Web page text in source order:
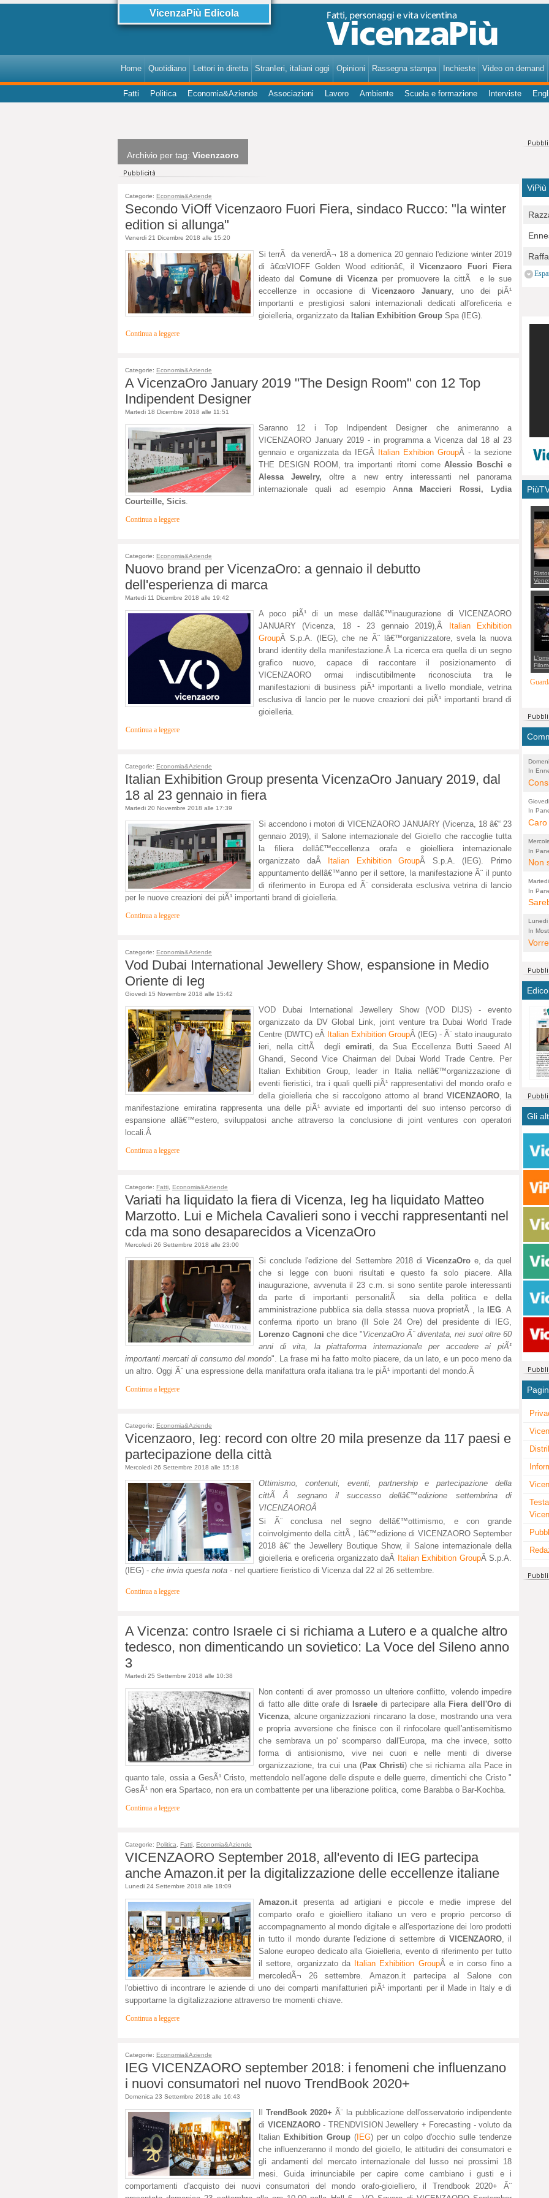
VicenzaPiù Edicola
Home Quotidiano Lettori in diretta StranIeri, italiani oggi Opinioni Rassegna stampa Inchieste Video on demand
Fatti Politica Economia&Aziende Associazioni Lavoro Ambiente Scuola e formazione Interviste
Archivio per tag: Vicenzaoro
Categorie: Economia&Aziende
Secondo ViOff Vicenzaoro Fuori Fiera, sindaco Rucco: "la winter
edition si allunga"
Venerdi 21 Dicembre 2018 alle 15:20
Si terrÃ da venerdÃ¬ 18 a domenica 20 gennaio l'edizione winter 2019
di â€œVIOFF Golden Wood editionâ€, il Vicenzaoro Fuori Fiera
ideato dal Comune di Vicenza per promuovere la cittÃ e le sue
eccellenze in occasione di Vicenzaoro January, uno dei piÃ¹
importanti e prestigiosi saloni internazionali dedicati all'oreficeria e
gioielleria, organizzato da Italian Exhibition Group Spa (IEG).
Continua a leggere
Categorie: Economia&Aziende
A VicenzaOro January 2019 "The Design Room" con 12 Top
Indipendent Designer
Martedi 18 Dicembre 2018 alle 11:51
Saranno 12 i Top Indipendent Designer che animeranno a
VICENZAORO January 2019 - in programma a Vicenza dal 18 al 23
gennaio e organizzata da IEGÂ
Italian Exhibion GroupÂ - la sezione
THE DESIGN ROOM, tra importanti ritorni comeAlessio Boschi e
Alessa Jewelry, oltre a new entry interessanti nel panorama
internazionale quali ad esempio Anna Maccieri Rossi, Lydia
Courteille, Sicis.
Continua a leggere
Categorie: Economia&Aziende
Nuovo brand per VicenzaOro: a gennaio il debutto
dell'esperienza di marca
Martedi 11 Dicembre 2018 alle 19:42
A poco piÃ¹ di un mese dallâ€™inaugurazione di VICENZAORO
JANUARY (Vicenza, 18 - 23 gennaio 2019),Â
Italian Exhibition
GroupÂ S.p.A. (IEG), che ne Ã¨ lâ€™organizzatore, svela la nuova
brand identity della manifestazione.Â La ricerca era quella di un segno
grafico nuovo, capace di raccontare il posizionamento di
VICENZAORO ormai indiscutibilmente riconosciuta tra le
manifestazioni di business piÃ¹ importanti a livello mondiale, vetrina
esclusiva di lancio per le nuove creazioni dei piÃ¹ importanti brand di
gioielleria.
Continua a leggere
Categorie: Economia&Aziende
Italian Exhibition Group presenta VicenzaOro January 2019, dal
18 al 23 gennaio in fiera
Martedi 20 Novembre 2018 alle 17:39
Si accendono i motori di VICENZAORO JANUARY (Vicenza, 18 â€“ 23
gennaio 2019), il Salone internazionale del Gioiello che raccoglie tutta
la filiera dellâ€™eccellenza orafa e gioielliera internazionale
organizzato daÂ
Italian Exhibition GroupÂ S.p.A. (IEG). Primo
appuntamento dellâ€™anno per il settore, la manifestazione Ã¨ il punto
di riferimento in Europa ed Ã¨ considerata esclusiva vetrina di lancio
per le nuove creazioni dei piÃ¹ importanti brand di gioielleria.
Continua a leggere
Categorie: Economia&Aziende
Vod Dubai International Jewellery Show, espansione in Medio
Oriente di Ieg
Giovedi 15 Novembre 2018 alle 15:42
VOD Dubai International Jewellery Show (VOD DIJS) - evento
organizzato da DV Global Link, joint venture tra Dubai World Trade
Centre (DWTC) eÂ Italian Exhibition GroupÂ (IEG) - Ã¨ stato inaugurato
ieri, nella cittÃ degli emirati, da Sua Eccellenza Butti Saeed Al
Ghandi, Second Vice Chairman del Dubai World Trade Centre. Per
Italian Exhibition Group, leader in Italia nellâ€™organizzazione di
eventi fieristici, tra i quali quelli piÃ¹ rappresentativi del mondo orafo e
della gioielleria che si raccolgono attorno al brand VICENZAORO, la
manifestazione emiratina rappresenta una delle piÃ¹ avviate ed importanti del suo intenso percorso di
espansione allâ€™estero, sviluppatosi anche attraverso la conclusione di joint ventures con operatori
locali.Â
Continua a leggere
Categorie: Fatti, Economia&Aziende
Variati ha liquidato la fiera di Vicenza, Ieg ha liquidato Matteo
Marzotto. Lui e Michela Cavalieri sono i vecchi rappresentanti nel
cda ma sono desaparecidos a VicenzaOro
Mercoledi 26 Settembre 2018 alle 23:00
Si conclude l'edizione del Settembre 2018 di VicenzaOro e, da quel
che si legge con buoni risultati e questo fa solo piacere. Alla
inaugurazione, avvenuta il 23 c.m. si sono sentite parole interessanti
da parte di importanti personalitÃ sia della politica e della
amministrazione pubblica sia della stessa nuova proprietÃ , la
IEG. A
conferma riporto un brano (Il Sole 24 Ore) del presidente di IEG,
Lorenzo Cagnoni che dice "VicenzaOro Ã¨ diventata, nei suoi oltre 60
anni di vita, la piattaforma internazionale per accedere ai piÃ¹
importanti mercati di consumo del mondo". La frase mi ha fatto molto piacere, da un lato, e un poco meno da
un altro. Oggi Ã¨ una espressione della manifattura orafa italiana tra le piÃ¹ importanti del mondo.Â
Continua a leggere
Categorie: Economia&Aziende
Vicenzaoro, Ieg: record con oltre 20 mila presenze da 117 paesi e
partecipazione della città
Mercoledi 26 Settembre 2018 alle 15:18
Ottimismo, contenuti, eventi, partnership e partecipazione della
cittÃ Â segnano il successo dellâ€™edizione settembrina di
VICENZAOROÂ
Si Ã¨ conclusa nel segno dellâ€™ottimismo, e con grande
coinvolgimento della cittÃ , lâ€™edizione di VICENZAORO September
2018 â€“ the Jewellery Boutique Show, il Salone internazionale della
gioielleria e oreficeria organizzato daÂ Italian Exhibition GroupÂ S.p.A.
(IEG) - che invia questa nota - nel quartiere fieristico di Vicenza dal 22 al 26 settembre.
Continua a leggere
A Vicenza: contro Israele ci si richiama a Lutero e a qualche altro
tedesco, non dimenticando un sovietico: La Voce del Sileno anno
3
Martedi 25 Settembre 2018 alle 10:38
Non contenti di aver promosso un ulteriore conflitto, volendo impedire
di fatto alle ditte orafe di
Israele di partecipare alla Fiera dell'Oro di
Vicenza , alcune organizzazioni rincarano la dose, mostrando una vera
e propria avversione che finisce con il rinfocolare quell'antisemitismo
che sembrava un po' scomparso dall'Europa, ma che invece, sotto
forma di antisionismo, vive nei cuori e nelle menti di diverse
organizzazione, tra cui una (Pax Christi) che si richiama alla Pace in
quanto tale, ossia a GesÃ¹ Cristo, mettendolo nell'agone delle dispute e delle guerre, dimentichi che Cristo "
GesÃ¹ non era Spartaco, non era un combattente per una liberazione politica, come Barabba o Bar-Kochba.
Continua a leggere
Categorie: Politica Fatti Economia&Aziende
VICENZAORO September 2018, all'evento di IEG partecipa
anche Amazon.it per la digitalizzazione delle eccellenze italiane
Lunedi 24 Settembre 2018 alle 18:09
Amazon.it presenta ad artigiani e piccole e medie imprese del
comparto orafo e gioielliero italiano un vero e proprio percorso di
accompagnamento al mondo digitale e all'esportazione dei loro prodotti
in tutto il mondo durante l'edizione di settembre di VICENZAORO, il
Salone europeo dedicato alla Gioielleria, evento di riferimento per tutto
il settore, organizzato daItalian Exhibition GroupÂ e in corso fino a
mercoledÃ¬ 26 settembre. Amazon.it partecipa al Salone con
l'obiettivo di incontrare le aziende di uno dei comparti manifatturieri piÃ¹ importanti per il Made in Italy e di
supportarne la digitalizzazione attraverso tre momenti chiave.
Continua a leggere
Categorie: Economia&Aziende
IEG VICENZAORO september 2018: i fenomeni che influenzano
i nuovi consumatori nel nuovo TrendBook 2020+
Domenica 23 Settembre 2018 alle 16:43
TrendBook 2020+ Ã¨ la pubblicazione dell'osservatorio indipendente
di VICENZAORO- TRENDVISION Jewellery + Forecasting - voluto da
Italian Exhibition Group ( IEG) per un colpo d'occhio sulle tendenze
che influenzeranno il mondo del gioiello, le attitudini dei consumatori e
gli andamenti del mercato internazionale del lusso nei prossimi 18
mesi. Guida irrinunciabile per capire come cambiano i gusti e i
comportamenti d'acquisto dei nuovi consumatori del mondo orafo-gioielliero, il Trendbook 2020+ Ã¨
ViPiù
per
E
con
In
per
che
qui
PER
In
Caro
sono
(non
dal
Ora
la
ma
pace
fatto
In
Non
la
a
dei
In
città,
In
di
e
alta
Gli